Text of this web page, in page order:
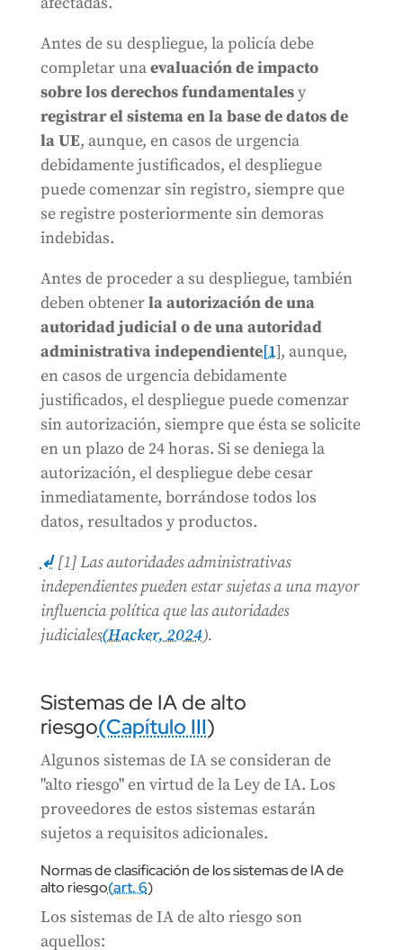
Antes de su despliegue, la policía debe
completar unaevaluación de impacto
sobre los derechos fundamentalesy
registrar el sistema en la base de datos de
la UE, aunque, en casos de urgencia
debidamente justificados, el despliegue
puede comenzar sin registro, siempre que
se registre posteriormente sin demoras
indebidas.
Antes de proceder a su despliegue, también
deben obtenerla autorización de una
autoridad judicial o de una autoridad
administrativa independiente[1], aunque,
en casos de urgencia debidamente
justificados, el despliegue puede comenzar
sin autorización, siempre que ésta se solicite
en un plazo de 24 horas. Si se deniega la
autorización, el despliegue debe cesar
inmediatamente, borrándose todos los
datos, resultados y productos.
↲ [1] Las autoridades administrativas
independientes pueden estar sujetas a una mayor
influencia política que las autoridades
judiciales(Hacker, 2024).
Sistemas de IA de alto
riesgo(Capítulo III)
Algunos sistemas de IA se consideran de
"alto riesgo" en virtud de la Ley de IA. Los
proveedores de estos sistemas estarán
sujetos a requisitos adicionales.
Normas de clasificación de los sistemas de IA de
alto riesgo(art. 6)
Los sistemas de IA de alto riesgo son
aquellos: